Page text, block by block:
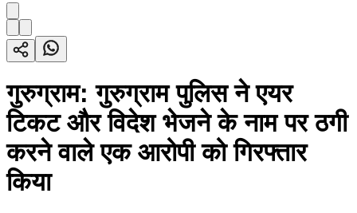
गुरुग्राम: गुरुग्राम पुलिस ने एयर
टिकट और विदेश भेजने के नाम पर ठगी
करने वाले एक आरोपी को गिरफ्तार
किया